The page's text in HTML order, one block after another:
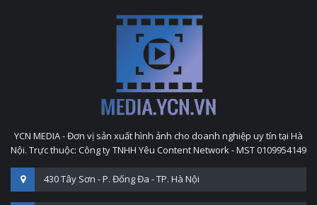
YCN MEDIA - Đơn vị sản xuất hình ảnh cho doanh nghiệp uy tín tại Hà
Nội. Trực thuộc: Công ty TNHH Yêu Content Network - MST 0109954149
430 Tây Sơn - P. Đống Đa - TP. Hà Nội